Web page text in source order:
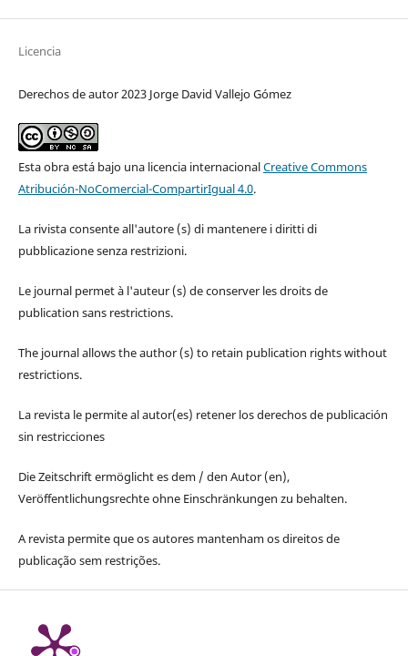
Licencia
Derechos de autor 2023 Jorge David Vallejo Gómez
Esta obra está bajo una licencia internacionalCreative Commons
Atribución-NoComercial-CompartirIgual 4.0.
La rivista consente all'autore (s) di mantenere i diritti di
pubblicazione senza restrizioni.
Le journal permet à l'auteur (s) de conserver les droits de
publication sans restrictions.
The journal allows the author (s) to retain publication rights without
restrictions.
La revista le permite al autor(es) retener los derechos de publicación
sin restricciones
Die Zeitschrift ermöglicht es dem / den Autor (en),
Veröffentlichungsrechte ohne Einschränkungen zu behalten.
A revista permite que os autores mantenham os direitos de
publicação sem restrições.